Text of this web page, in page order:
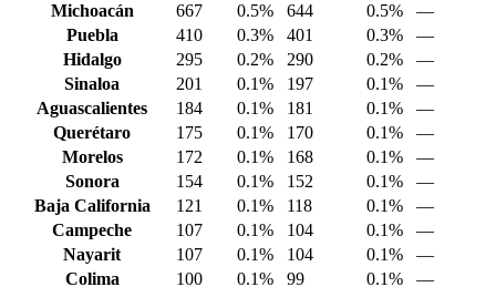
Michoacán
667 0.5% 644 0.5%
—
Puebla
410 0.3% 401 0.3%
—
Hidalgo
295 0.2% 290 0.2%
—
Sinaloa
201 0.1% 197 0.1%
—
Aguascalientes
184 0.1% 181 0.1%
—
Querétaro
175 0.1% 170 0.1%
—
Morelos
172 0.1% 168 0.1%
—
Sonora
154 0.1% 152 0.1%
—
Baja California
121 0.1% 118 0.1%
—
Campeche
107 0.1% 104 0.1%
—
Nayarit
107 0.1% 104 0.1%
—
Colima
100 0.1% 99 0.1% —